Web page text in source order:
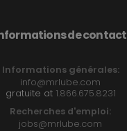
de contact
Informations générales:
info@mrlube.com
gratuite at 1.866.675.8231
Recherches d'emploi:
jobs@mrlube.com